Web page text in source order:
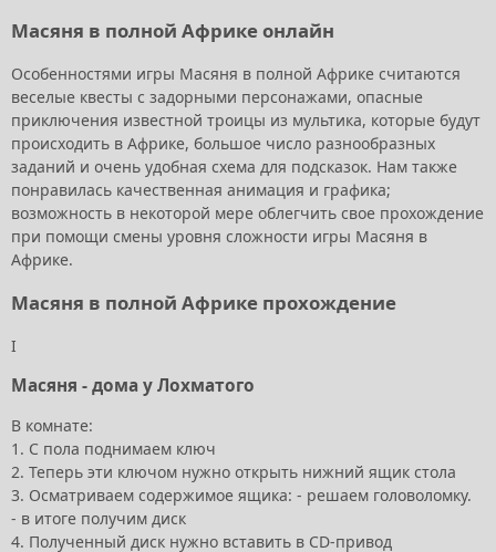
Масяня в полной Африке онлайн
Особенностями игры Масяня в полной Африке считаются
веселые квесты с задорными персонажами, опасные
приключения известной троицы из мультика, которые будут
происходить в Африке, большое число разнообразных
заданий и очень удобная схема для подсказок. Нам также
понравилась качественная анимация и графика;
возможность в некоторой мере облегчить свое прохождение
при помощи смены уровня сложности игры Масяня в
Африке.
Масяня в полной Африке прохождение
I
Масяня - дома у Лохматого
В комнате:
1. С пола поднимаем ключ
2. Теперь эти ключом нужно открыть нижний ящик стола
3. Осматриваем содержимое ящика: - решаем головоломку.
- в итоге получим диск
4. Полученный диск нужно вставить в CD-привод